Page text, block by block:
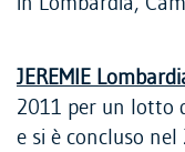
JEREMIE
2011 per un lotto
e si è concluso